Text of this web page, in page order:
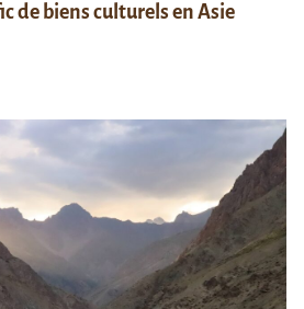
de biens culturels en Asie